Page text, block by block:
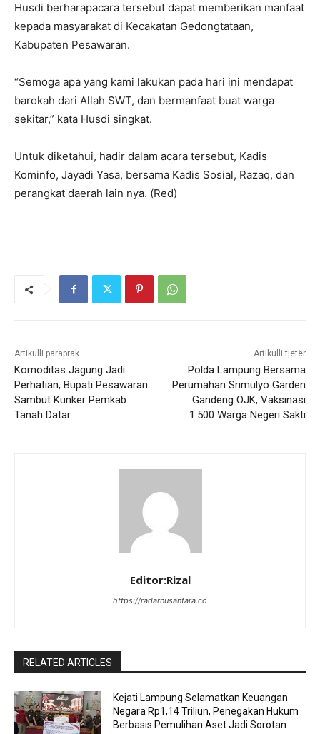
Husdi berharapacara tersebut dapat memberikan manfaat
kepada masyarakat di Kecakatan Gedongtataan,
Kabupaten Pesawaran.
“Semoga apa yang kami lakukan pada hari ini mendapat
barokah dari Allah SWT, dan bermanfaat buat warga
sekitar,” kata Husdi singkat.
Untuk diketahui, hadir dalam acara tersebut, Kadis
Kominfo, Jayadi Yasa, bersama Kadis Sosial, Razaq, dan
perangkat daerah lain nya. (Red)
Artikulli paraprak
Komoditas Jagung Jadi
Perhatian, Bupati Pesawaran
Sambut Kunker Pemkab
Tanah Datar
Artikulli tjetër
Polda Lampung Bersama
Perumahan Srimulyo Garden
Gandeng OJK, Vaksinasi
1.500 Warga Negeri Sakti
Editor:Rizal
https://radarnusantara.co
RELATED ARTICLES
Kejati Lampung Selamatkan Keuangan
Negara Rp1,14 Triliun, Penegakan Hukum
Berbasis Pemulihan Aset Jadi Sorotan